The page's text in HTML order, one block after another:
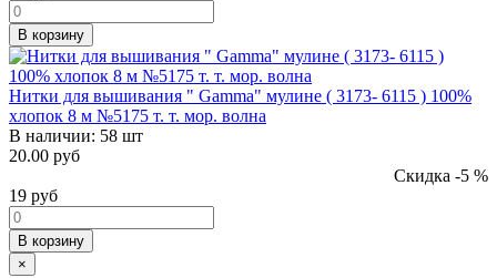
В корзину
Нитки для вышивания " Gamma" мулине ( 3173- 6115 ) 100%
хлопок 8 м №5175 т. т. мор. волна
В наличии: 58 шт
20.00 руб
Скидка -5 %
19 руб
В корзину
×